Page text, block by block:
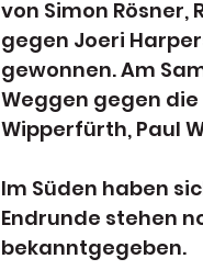
von Simon Rösner,
gegen Joeri
gewonnen. Am
Weggen gegen die
Wipperfürth, Paul
Im Süden haben
Endrunde stehen
bekanntgegeben.